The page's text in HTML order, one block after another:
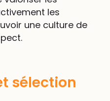
les
une culture de
sélection